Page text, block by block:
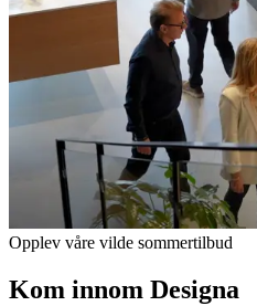
Opplev våre vilde sommertilbud
Kom innom Designa